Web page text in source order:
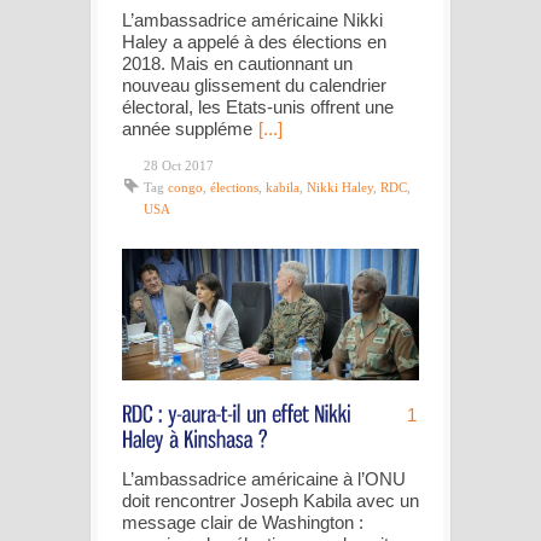
L’ambassadrice américaine Nikki
Haley a appelé à des élections en
2018. Mais en cautionnant un
nouveau glissement du calendrier
électoral, les Etats-unis offrent une
année suppléme [...]
28 Oct 2017
Tag congo élections kabila Nikki Haley, RDC
USA
1
L’ambassadrice américaine à l’ONU
doit rencontrer Joseph Kabila avec un
message clair de Washington :